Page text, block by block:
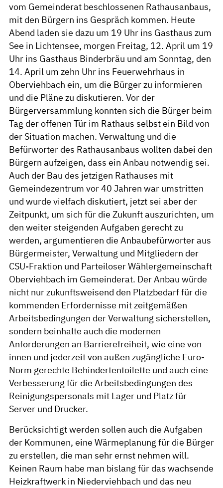
vom Gemeinderat beschlossenen Rathausanbaus,
mit den Bürgern ins Gespräch kommen. Heute
Abend laden sie dazu um 19 Uhr ins Gasthaus zum
See in Lichtensee, morgen Freitag, 12. April um 19
Uhr ins Gasthaus Binderbräu und am Sonntag, den
14. April um zehn Uhr ins Feuerwehrhaus in
Oberviehbach ein, um die Bürger zu informieren
und die Pläne zu diskutieren. Vor der
Bürgerversammlung konnten sich die Bürger beim
Tag der offenen Tür im Rathaus selbst ein Bild von
der Situation machen. Verwaltung und die
Befürworter des Rathausanbaus wollten dabei den
Bürgern aufzeigen, dass ein Anbau notwendig sei.
Auch der Bau des jetzigen Rathauses mit
Gemeindezentrum vor 40 Jahren war umstritten
und wurde vielfach diskutiert, jetzt sei aber der
Zeitpunkt, um sich für die Zukunft auszurichten, um
den weiter steigenden Aufgaben gerecht zu
werden, argumentieren die Anbaubefürworter aus
Bürgermeister, Verwaltung und Mitgliedern der
CSU-Fraktion und Parteiloser Wählergemeinschaft
Oberviehbach im Gemeinderat. Der Anbau würde
nicht nur zukunftsweisend den Platzbedarf für die
kommenden Erfordernisse mit zeitgemäßen
Arbeitsbedingungen der Verwaltung sicherstellen,
sondern beinhalte auch die modernen
Anforderungen an Barrierefreiheit, wie eine von
innen und jederzeit von außen zugängliche Euro-
Norm gerechte Behindertentoilette und auch eine
Verbesserung für die Arbeitsbedingungen des
Reinigungspersonals mit Lager und Platz für
Server und Drucker.
Berücksichtigt werden sollen auch die Aufgaben
der Kommunen, eine Wärmeplanung für die Bürger
zu erstellen, die man sehr ernst nehmen will.
Keinen Raum habe man bislang für das wachsende
Heizkraftwerk in Niederviehbach und das neu